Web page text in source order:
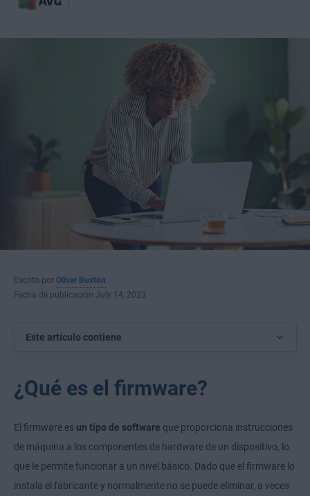
Escrito por Oliver Buxton
Fecha de publicación July 14, 2023
Este artículo contiene
¿Qué es el firmware?
El firmware es un tipo de software que proporciona instrucciones
de máquina a los componentes de hardware de un dispositivo, lo
que le permite funcionar a un nivel básico. Dado que el firmware lo
instala el fabricante y normalmente no se puede eliminar, a veces